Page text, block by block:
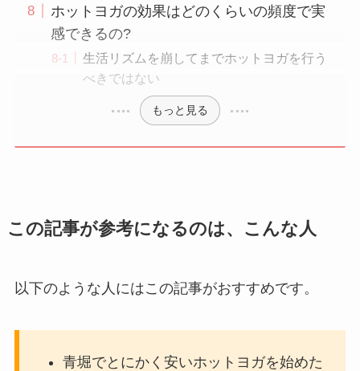
ホットヨガの効果はどのくらいの頻度で実
感できるの?
生活リズムを崩してまでホットヨガを行う
べきではない
もっと見る
この記事が参考になるのは、こんな人
以下のような人にはこの記事がおすすめです。
青堀でとにかく安いホットヨガを始めた